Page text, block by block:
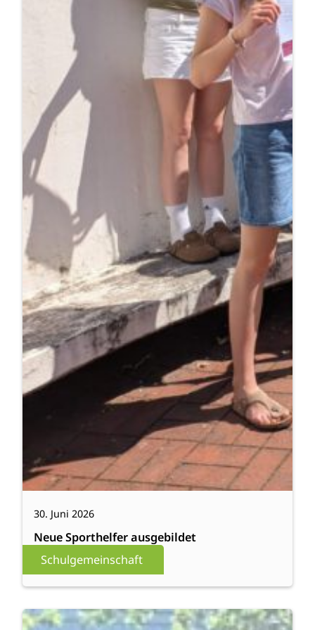
Schulgemeinschaft
30. Juni 2026
Neue Sporthelfer ausgebildet
Weiterlesen: